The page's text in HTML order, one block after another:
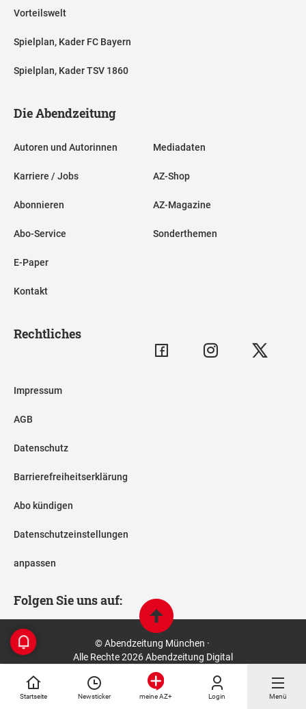
Startseite Newsticker meine AZ+ Login Menü
Vorteilswelt
Spielplan, Kader FC Bayern
Spielplan, Kader TSV 1860
Die Abendzeitung
Autoren und Autorinnen
Karriere / Jobs
Abonnieren
Abo-Service
E-Paper
Kontakt
Mediadaten
AZ-Shop
AZ-Magazine
Sonderthemen
Rechtliches
Impressum
AGB
Datenschutz
Barrierefreiheitserklärung
Abo kündigen
Datenschutzeinstellungen
anpassen
Folgen Sie uns auf:
© Abendzeitung München ·
Alle Rechte 2026 Abendzeitung Digital